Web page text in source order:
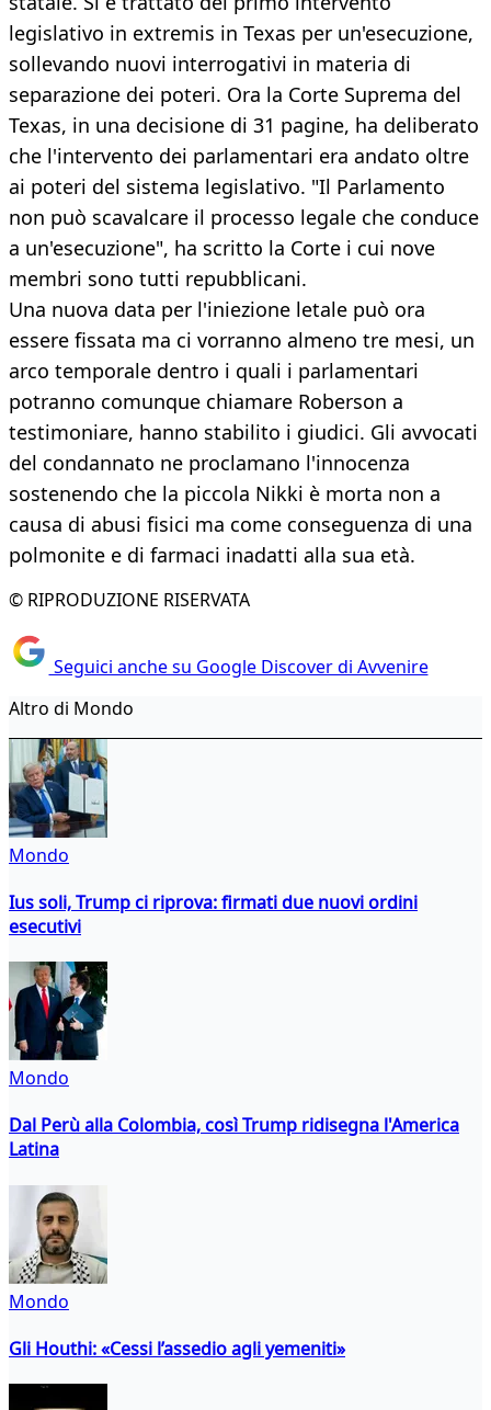
legislativo in extremis in Texas per un'esecuzione,
sollevando nuovi interrogativi in materia di
separazione dei poteri. Ora la Corte Suprema del
Texas, in una decisione di 31 pagine, ha deliberato
che l'intervento dei parlamentari era andato oltre
ai poteri del sistema legislativo. "Il Parlamento
non può scavalcare il processo legale che conduce
a un'esecuzione", ha scritto la Corte i cui nove
membri sono tutti repubblicani.
Una nuova data per l'iniezione letale può ora
essere fissata ma ci vorranno almeno tre mesi, un
arco temporale dentro i quali i parlamentari
potranno comunque chiamare Roberson a
testimoniare, hanno stabilito i giudici. Gli avvocati
del condannato ne proclamano l'innocenza
sostenendo che la piccola Nikki è morta non a
causa di abusi fisici ma come conseguenza di una
polmonite e di farmaci inadatti alla sua età.
© RIPRODUZIONE RISERVATA
Seguici anche su Google Discover di Avvenire
Altro di Mondo
Mondo
Ius soli, Trump ci riprova: firmati due nuovi ordini
esecutivi
Mondo
Dal Perù alla Colombia, così Trump ridisegna l'America
Latina
Mondo
Gli Houthi: «Cessi l’assedio agli yemeniti»